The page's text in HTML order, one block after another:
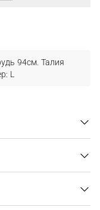
94см. Талия
L